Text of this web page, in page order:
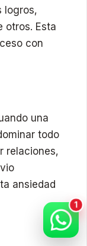
logros,
otros. Esta
con
una
todo
relaciones,
ansiedad